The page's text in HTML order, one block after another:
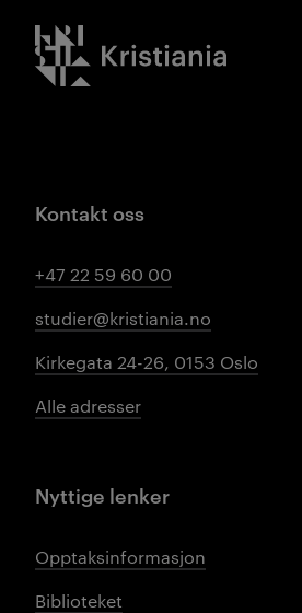
Kristiania logo
Kontakt oss
+47 22 59 60 00
studier@kristiania.no
Kirkegata 24-26, 0153 Oslo
Alle adresser
Nyttige lenker
Opptaksinformasjon
Biblioteket